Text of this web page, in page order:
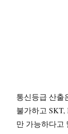
통신등급 산출
불가하고
만 가능하다고